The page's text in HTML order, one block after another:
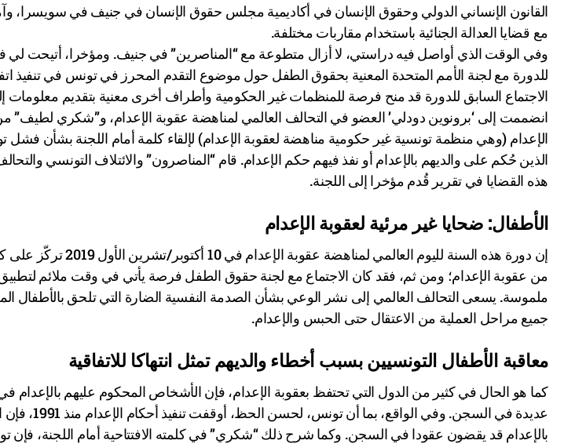
القانون الإنساني الدولي وحقوق الإنسان في أكاديمية مجلس حقوق الإنسان في جنيف في سويسرا،
مع قضايا العدالة الجنائية باستخدام مقاربات مختلفة.
وفي الوقت الذي أواصل فيه دراستي، لا أزال متطوعة مع “المناصرين” في جنيف. ومؤخرا، أتيحت
للدورة مع لجنة الأمم المتحدة المعنية بحقوق الطفل حول موضوع التقدم المحرز في تونس في تنفيذ
الاجتماع السابق للدورة قد منح فرصة للمنظمات غير الحكومية وأطراف أخرى معنية بتقديم معلومات
انضممت إلى ‘برونوين دودلي’ العضو في التحالف العالمي لمناهضة عقوبة الإعدام، و”شكري لطيف”
الإعدام (وهي منظمة تونسية غير حكومية مناهضة لعقوبة الإعدام) لإلقاء كلمة أمام اللجنة بشأن
الذين حُكم على والديهم بالإعدام أو نفذ فيهم حكم الإعدام. قام “المناصرون” والائتلاف التونسي
هذه القضايا في تقرير قُدم مؤخرا إلى اللجنة.
الأطفال: ضحايا غير مرئية لعقوبة الإعدام
إن دورة هذه السنة لليوم العالمي
من عقوبة الإعدام؛ ومن ثم، فقد كان الاجتماع مع لجنة حقوق الطفل فرصة يأتي في وقت ملائم
ملموسة. يسعى التحالف العالمي إلى نشر الوعي بشأن الصدمة النفسية الضارة التي تلحق بالأطفال
جميع مراحل العملية من الاعتقال حتى الحبس والإعدام.
معاقبة الأطفال التونسيين بسبب أخطاء والديهم تمثل انتهاكا للاتفاقية
كما هو الحال في كثير من الدول التي تحتفظ بعقوبة الإعدام، فإن الأشخاص المحكوم عليهم
عديدة في السجن. وفي
بالإعدام قد يقضون عقودا في السجن. وكما شرح ذلك “شكري” في كلمته الافتتاحية أمام اللجنة،